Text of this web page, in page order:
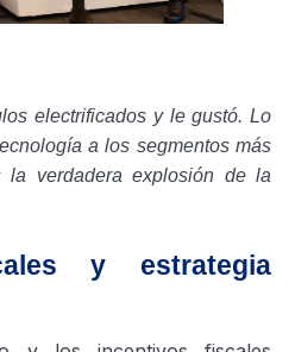
electrificados y le gustó. Lo
a los segmentos más
la verdadera explosión de la
y estrategia